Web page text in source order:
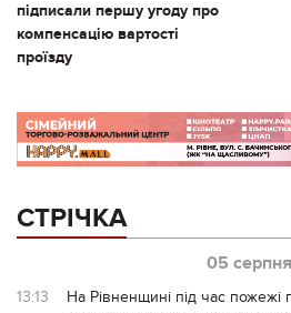
підписали першу угоду про
компенсацію вартості
проїзду
СТРІЧКА
05 серпня
13:13
На Рівненщині під час пожежі